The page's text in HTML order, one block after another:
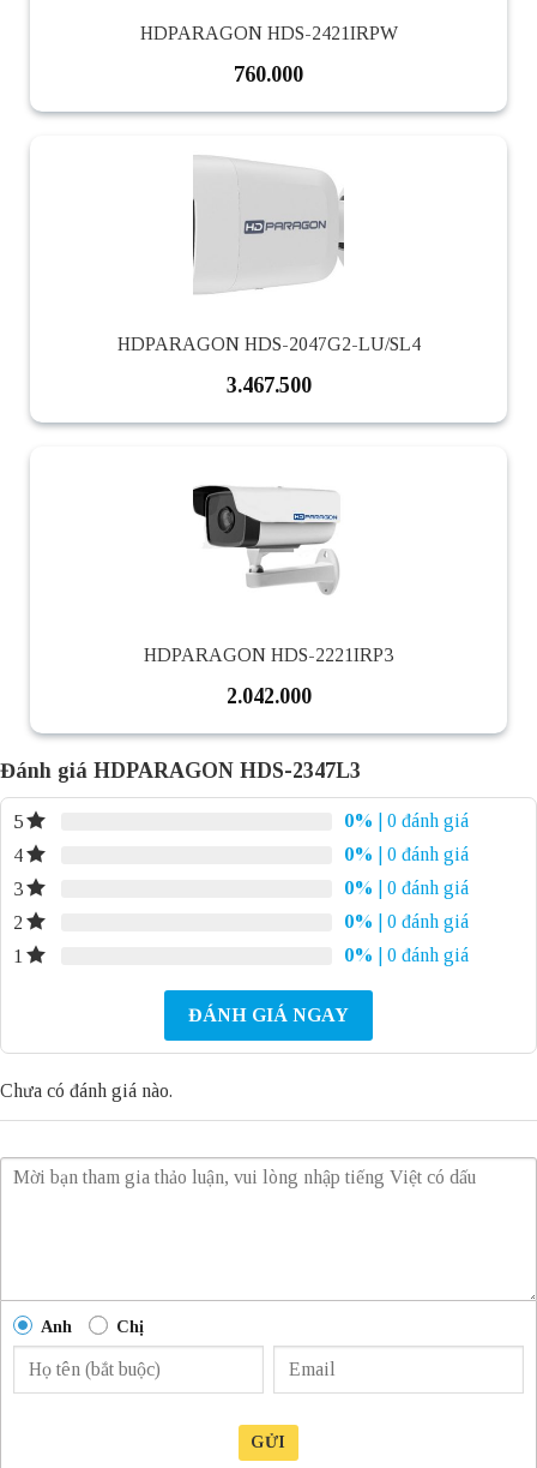
HDPARAGON HDS-2421IRPW
760.000
HDPARAGON HDS-2047G2-LU/SL4
3.467.500
HDPARAGON HDS-2221IRP3
2.042.000
Đánh giá HDPARAGON HDS-2347L3
5 0%
| 0 đánh giá
4
0%
| 0 đánh giá
3
0%
| 0 đánh giá
2
0%
| 0 đánh giá
1
0% | 0 đánh giá
ĐÁNH GIÁ NGAY
Chưa có đánh giá nào.
Anh Chị
GỬI